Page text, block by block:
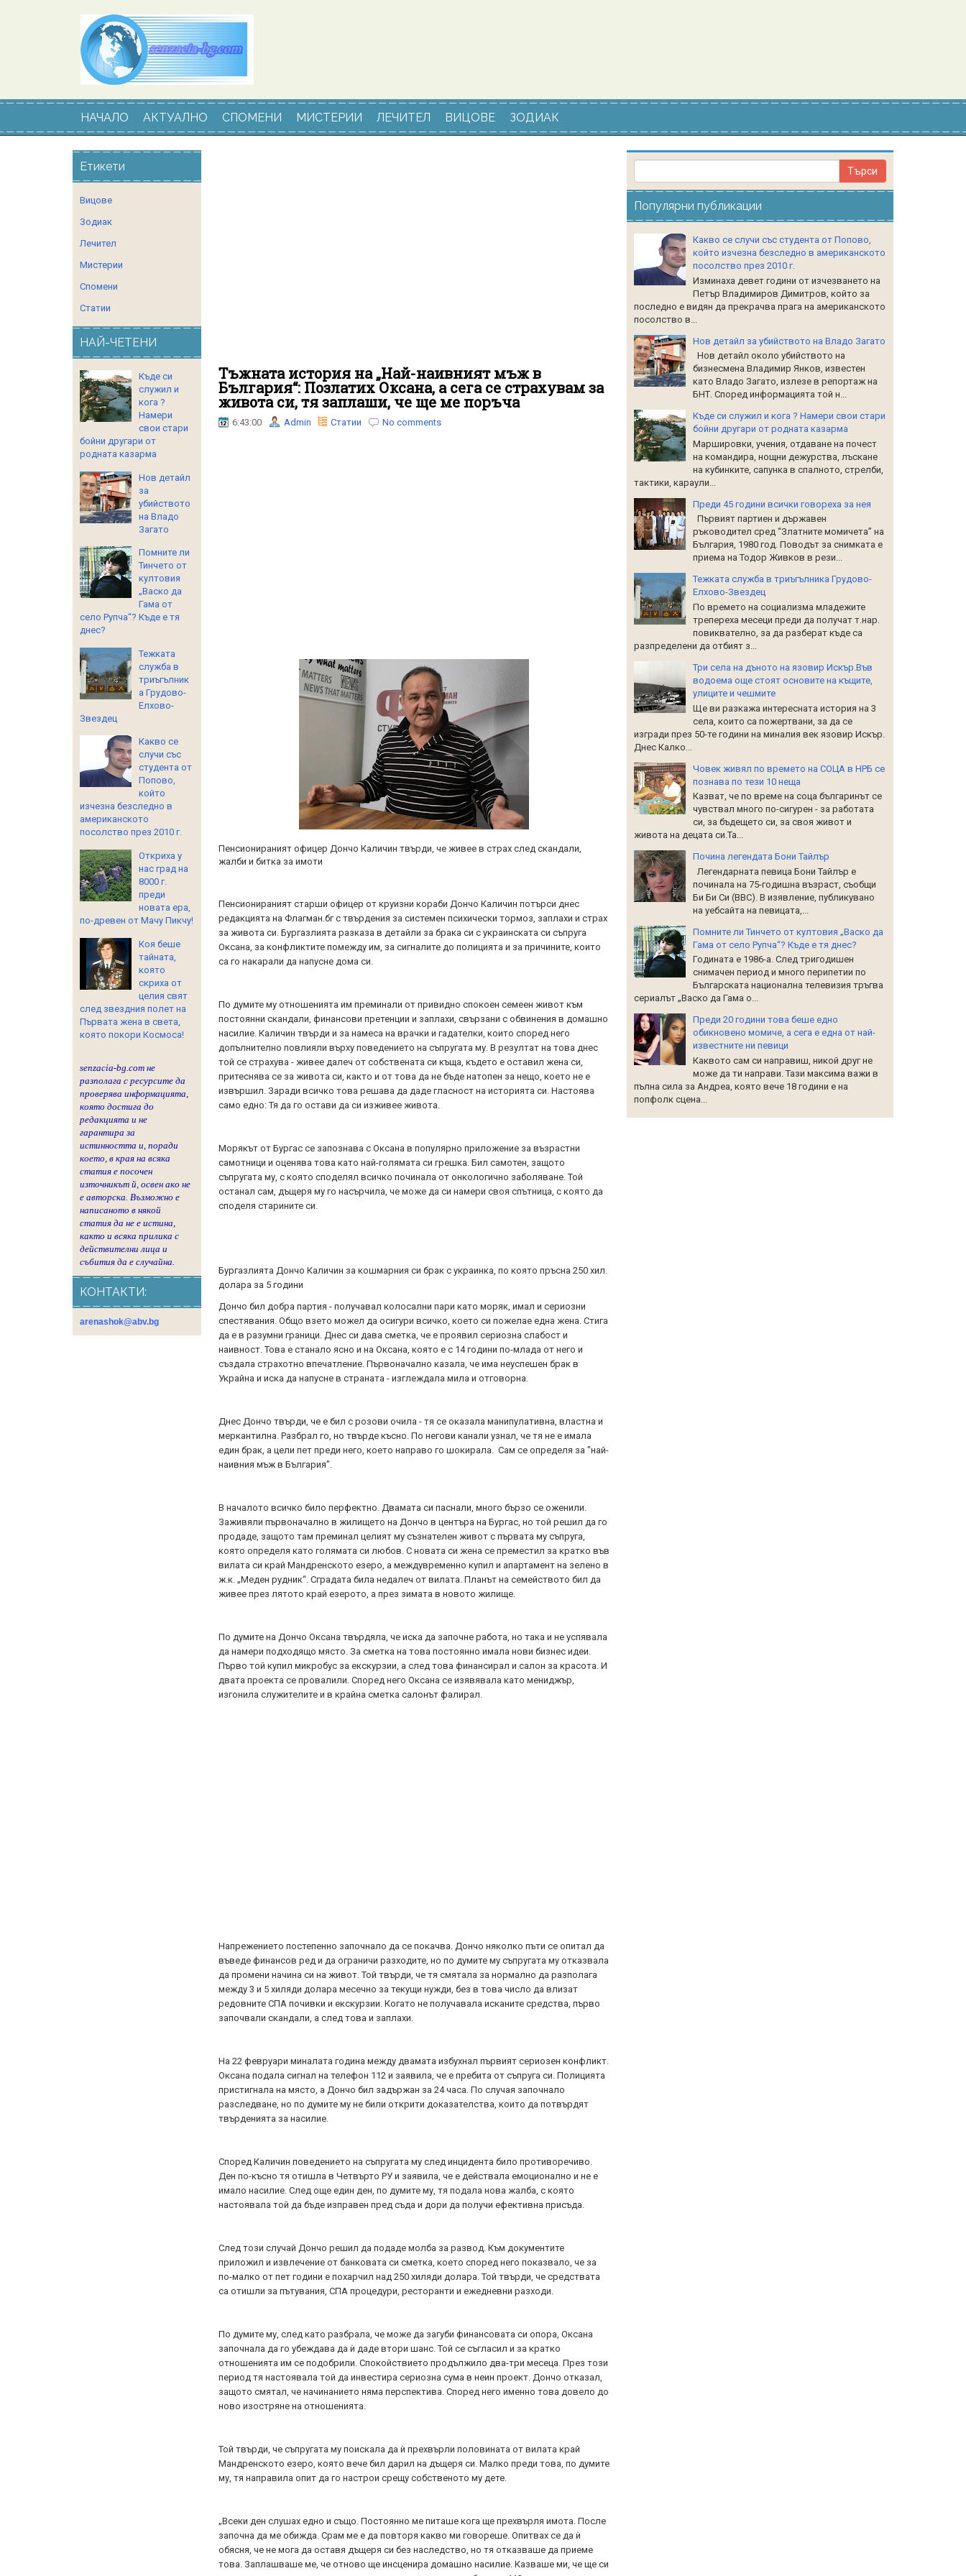
НАЧАЛО АКТУАЛНО СПОМЕНИ МИСТЕРИИ ЛЕЧИТЕЛ ВИЦОВЕ ЗОДИАК
Тъжната история на „Най-наивният мъж в
България“: Позлатих Оксана, а сега се страхувам за
живота си, тя заплаши, че ще ме поръча
6:43:00 Admin Статии No comments
Пенсионираният офицер Дончо Каличин твърди, че живее в страх след скандали,
жалби и битка за имоти
Пенсионираният старши офицер от круизни кораби Дончо Каличин потърси днес
редакцията на Флагман.бг с твърдения за системен психически тормоз, заплахи и страх
за живота си. Бургазлията разказа в детайли за брака си с украинската си съпруга
Оксана, за конфликтите помежду им, за сигналите до полицията и за причините, които
са го накарали да напусне дома си.
По думите му отношенията им преминали от привидно спокоен семеен живот към
постоянни скандали, финансови претенции и заплахи, свързани с обвинения в домашно
насилие. Каличин твърди и за намеса на врачки и гадателки, които според него
допълнително повлияли върху поведението на съпругата му. В резултат на това днес
той се страхува - живее далеч от собствената си къща, където е оставил жена си,
притеснява се за живота си, както и от това да не бъде натопен за нещо, което не е
извършил. Заради всичко това решава да даде гласност на историята си. Настоява
само едно: Тя да го остави да си изживее живота.
Морякът от Бургас се запознава с Оксана в популярно приложение за възрастни
самотници и оценява това като най-голямата си грешка. Бил самотен, защото
съпругата му, с която споделял всичко починала от онкологично заболяване. Той
останал сам, дъщеря му го насърчила, че може да си намери своя спътница, с която да
споделя старините си.
Бургазлията Дончо Каличин за кошмарния си брак с украинка, по която пръсна 250 хил.
долара за 5 години
Дончо бил добра партия - получавал колосални пари като моряк, имал и сериозни
спестявания. Общо взето можел да осигури всичко, което си пожелае една жена. Стига
да е в разумни граници. Днес си дава сметка, че е проявил сериозна слабост и
наивност. Това е станало ясно и на Оксана, която е с 14 години по-млада от него и
създала страхотно впечатление. Първоначално казала, че има неуспешен брак в
Украйна и иска да напусне в страната - изглеждала мила и отговорна.
Днес Дончо твърди, че е бил с розови очила - тя се оказала манипулативна, властна и
меркантилна. Разбрал го, но твърде късно. По негови канали узнал, че тя не е имала
един брак, а цели пет преди него, което направо го шокирала. Сам се определя за "най-
наивния мъж в България".
В началото всичко било перфектно. Двамата си паснали, много бързо се оженили.
Заживяли първоначално в жилището на Дончо в центъра на Бургас, но той решил да го
продаде, защото там преминал целият му съзнателен живот с първата му съпруга,
която определя като голямата си любов. С новата си жена се преместил за кратко във
вилата си край Мандренското езеро, а междувременно купил и апартамент на зелено в
ж.к. „Меден рудник“. Сградата била недалеч от вилата. Планът на семейството бил да
живее през лятото край езерото, а през зимата в новото жилище.
По думите на Дончо Оксана твърдяла, че иска да започне работа, но така и не успявала
да намери подходящо място. За сметка на това постоянно имала нови бизнес идеи.
Първо той купил микробус за екскурзии, а след това финансирал и салон за красота. И
двата проекта се провалили. Според него Оксана се изявявала като мениджър,
изгонила служителите и в крайна сметка салонът фалирал.
Напрежението постепенно започнало да се покачва. Дончо няколко пъти се опитал да
въведе финансов ред и да ограничи разходите, но по думите му съпругата му отказвала
да промени начина си на живот. Той твърди, че тя смятала за нормално да разполага
между 3 и 5 хиляди долара месечно за текущи нужди, без в това число да влизат
редовните СПА почивки и екскурзии. Когато не получавала исканите средства, първо
започвали скандали, а след това и заплахи.
На 22 февруари миналата година между двамата избухнал първият сериозен конфликт.
Оксана подала сигнал на телефон 112 и заявила, че е пребита от съпруга си. Полицията
пристигнала на място, а Дончо бил задържан за 24 часа. По случая започнало
разследване, но по думите му не били открити доказателства, които да потвърдят
твърденията за насилие.
Според Каличин поведението на съпругата му след инцидента било противоречиво.
Ден по-късно тя отишла в Четвърто РУ и заявила, че е действала емоционално и не е
имало насилие. След още един ден, по думите му, тя подала нова жалба, с която
настоявала той да бъде изправен пред съда и дори да получи ефективна присъда.
След този случай Дончо решил да подаде молба за развод. Към документите
приложил и извлечение от банковата си сметка, което според него показвало, че за
по-малко от пет години е похарчил над 250 хиляди долара. Той твърди, че средствата
са отишли за пътувания, СПА процедури, ресторанти и ежедневни разходи.
По думите му, след като разбрала, че може да загуби финансовата си опора, Оксана
започнала да го убеждава да ѝ даде втори шанс. Той се съгласил и за кратко
отношенията им се подобрили. Спокойствието продължило два-три месеца. През този
период тя настоявала той да инвестира сериозна сума в неин проект. Дончо отказал,
защото смятал, че начинанието няма перспектива. Според него именно това довело до
ново изостряне на отношенията.
Той твърди, че съпругата му поискала да ѝ прехвърли половината от вилата край
Мандренското езеро, която вече бил дарил на дъщеря си. Малко преди това, по думите
му, тя направила опит да го настрои срещу собственото му дете.
„Всеки ден слушах едно и също. Постоянно ме питаше кога ще прехвърля имота. После
започна да ме обижда. Срам ме е да повторя какво ми говореше. Опитвах се да ѝ
обясня, че не мога да оставя дъщеря си без наследство, но тя отказваше да приеме
това. Заплашваше ме, че отново ще инсценира домашно насилие. Казваше ми, че ще си
Етикети
Вицове
Зодиак
Лечител
Мистерии
Спомени
Статии
НАЙ-ЧЕТЕНИ
Къде си
служил и
кога ?
Намери
свои стари
бойни другари от
родната казарма
Нов детайл
за
убийството
на Владо
Загато
Помните ли
Тинчето от
култовия
„Васко да
Гама от
село Рупча“? Къде е тя
днес?
Тежката
служба в
триъгълник
а Грудово-
Елхово-
Звездец
Какво се
случи със
студента от
Попово,
който
изчезна безследно в
американското
посолство през 2010 г.
Откриха у
нас град на
8000 г.
преди
новата ера,
по-древен от Мачу Пикчу!
Коя беше
тайната,
която
скриха от
целия свят
след звездния полет на
Първата жена в света,
която покори Космоса!
senzacia-bg.com не
разполага с ресурсите да
проверява информацията,
която достига до
редакцията и не
гарантира за
истинността и, поради
което, в края на всяка
статия е посочен
източникът й, освен ако не
е авторска. Възможно е
написаното в някой
статия да не е истина,
както и всяка прилика с
действителни лица и
събития да е случайна.
КОНТАКТИ:
arenashok@abv.bg
Популярни публикации
Какво се случи със студента от Попово,
който изчезна безследно в американското
посолство през 2010 г.
Изминаха девет години от изчезването на
Петър Владимиров Димитров, който за
последно е видян да прекрачва прага на американското
посолство в...
Нов детайл за убийството на Владо Загато
Нов детайл около убийството на
бизнесмена Владимир Янков, известен
като Владо Загато, излезе в репортаж на
БНТ. Според информацията той н...
Къде си служил и кога ? Намери свои стари
бойни другари от родната казарма
Маршировки, учения, отдаване на почест
на командира, нощни дежурства, лъскане
на кубинките, сапунка в спалното, стрелби,
тактики, караули...
Преди 45 години всички говореха за нея
Първият партиен и държавен
ръководител сред “Златните момичета” на
България, 1980 год. Поводът за снимката е
приема на Тодор Живков в рези...
Тежката служба в триъгълника Грудово-
Елхово-Звездец
По времето на социализма младежите
трепереха месеци преди да получат т.нар.
повиквателно, за да разберат къде са
разпределени да отбият з...
Три села на дъното на язовир Искър.Във
водоема още стоят основите на къщите,
улиците и чешмите
Ще ви разкажа интересната история на 3
села, които са пожертвани, за да се
изгради през 50-те години на миналия век язовир Искър.
Днес Калко...
Човек живял по времето на СОЦА в НРБ се
познава по тези 10 неща
Казват, че по време на соца българинът се
чувствал много по-сигурен - за работата
си, за бъдещето си, за своя живот и
живота на децата си.Та...
Почина легендата Бони Тайлър
Легендарната певица Бони Тайлър е
починала на 75-годишна възраст, съобщи
Би Би Си (BBC). В изявление, публикувано
на уебсайта на певицата,...
Помните ли Тинчето от култовия „Васко да
Гама от село Рупча“? Къде е тя днес?
Годината е 1986-а. След тригодишен
снимачен период и много перипетии по
Българската национална телевизия тръгва
сериалът „Васко да Гама о...
Преди 20 години това беше едно
обикновено момиче, а сега е една от най-
известните ни певици
Каквото сам си направиш, никой друг не
може да ти направи. Тази максима важи в
пълна сила за Андреа, която вече 18 години е на
попфолк сцена...